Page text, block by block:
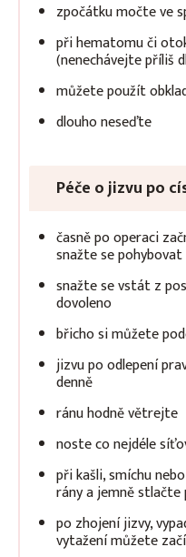
zpočátku močte ve
při hematomu či
(nenechávejte příliš
můžete použít
dlouho neseďte
Péče o jizvu po
časně po operaci
snažte se
snažte se vstát z
dovoleno
břicho si můžete
jizvu po odlepení
denně
ránu hodně větrejte
noste co nejdéle
při kašli, smíchu
rány a jemně stlačte
po zhojení jizvy,
vytažení můžete